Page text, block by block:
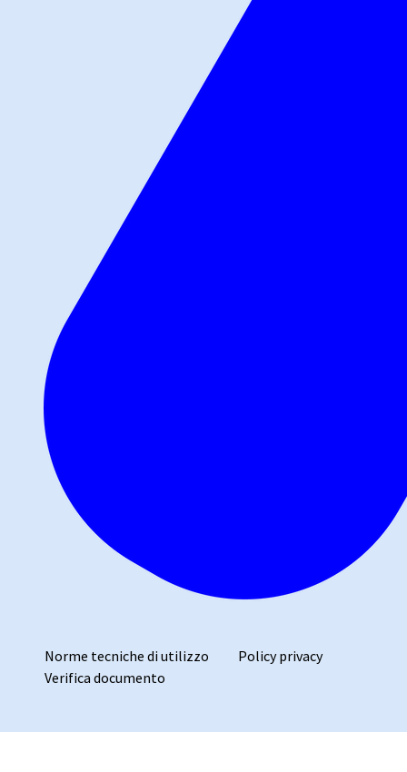
Norme tecniche di utilizzo
Policy privacy
Verifica documento